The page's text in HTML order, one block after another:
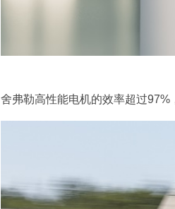
舍弗勒高性能电机的效率超过